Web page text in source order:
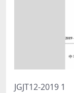
JGJT12-2019 1